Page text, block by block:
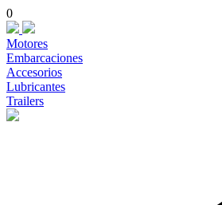
0
Motores
Embarcaciones
Accesorios
Lubricantes
Trailers